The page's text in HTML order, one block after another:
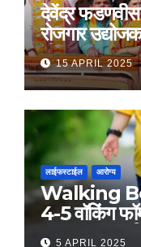
देवेंद्र
रोजगार
तीन सामंजस्य
15 APRIL 2025
लाईफस्टाईल आरोग्य
Walking
4-5 वॉकिंग
लवकर सपाट,
5 APRIL 2025